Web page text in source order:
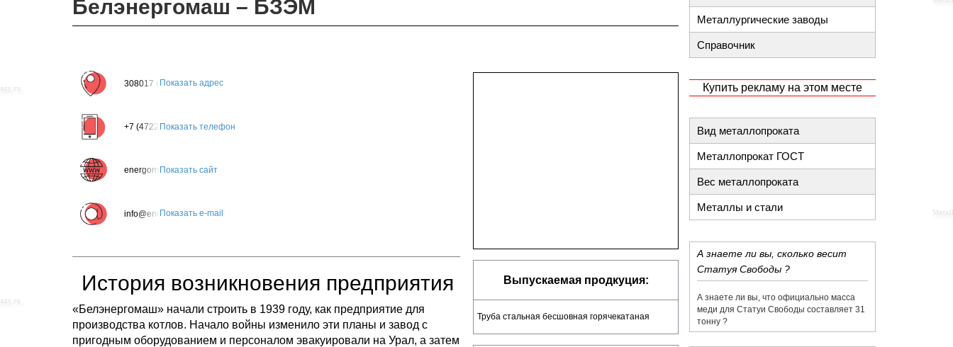
Белэнергомаш – БЗЭМ
Выпускаемая продкуция:
Труба стальная бесшовная горячекатаная
308017 г. Белгород, ул. Волчанская, дом 165
Показать адрес
+7 (4722) 35-43-44Показать телефон
energomash.ruПоказать сайт
info@energomash.ru
Показать e-mail
История возникновения предприятия
«Белэнергомаш» начали строить в 1939 году, как предприятие для
производства котлов. Начало войны изменило эти планы и завод с
пригодным оборудованием и персоналом эвакуировали на Урал, а затем
Металлургические заводы
Справочник
Купить рекламу на этом месте
Вид металлопроката
Металлопрокат ГОСТ
Вес металлопроката
Металлы и стали
​А знаете ли вы, сколько весит
Статуя Свободы ?
​А знаете ли вы, что официально масса
меди для Статуи Свободы составляет 31
тонну ?